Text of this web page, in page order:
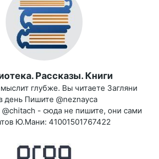
Рассказы. Книги
мыслит глубже. Вы читаете Загляни
день Пишите @neznayca
@chitach - сюда не пишите, они сами
Ю.Мани: 41001501767422